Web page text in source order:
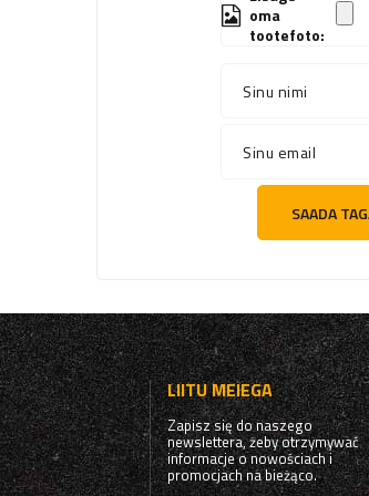
oma
tootefoto:
Sinu nimi
Sinu email
SAADA
LIITU MEIEGA
Zapisz się do naszego
newslettera, żeby otrzymywać
informacje o nowościach i
promocjach na bieżąco.